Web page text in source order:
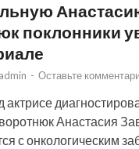
поклонники
admin - Оставьте
актрисе
Анастасия
с онкологическим